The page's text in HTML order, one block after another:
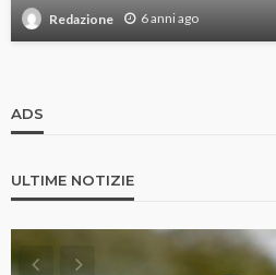
Redazione 6 anni ago
ADS
ULTIME NOTIZIE